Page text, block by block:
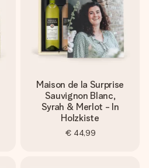
Maison de la Surprise
Sauvignon Blanc,
Syrah & Merlot - In
Holzkiste
€ 44,99